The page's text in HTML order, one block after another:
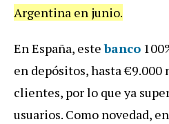
Argentina en junio.
En España, estebanco
en depósitos, hasta
clientes, por lo que ya
usuarios. Como novedad,